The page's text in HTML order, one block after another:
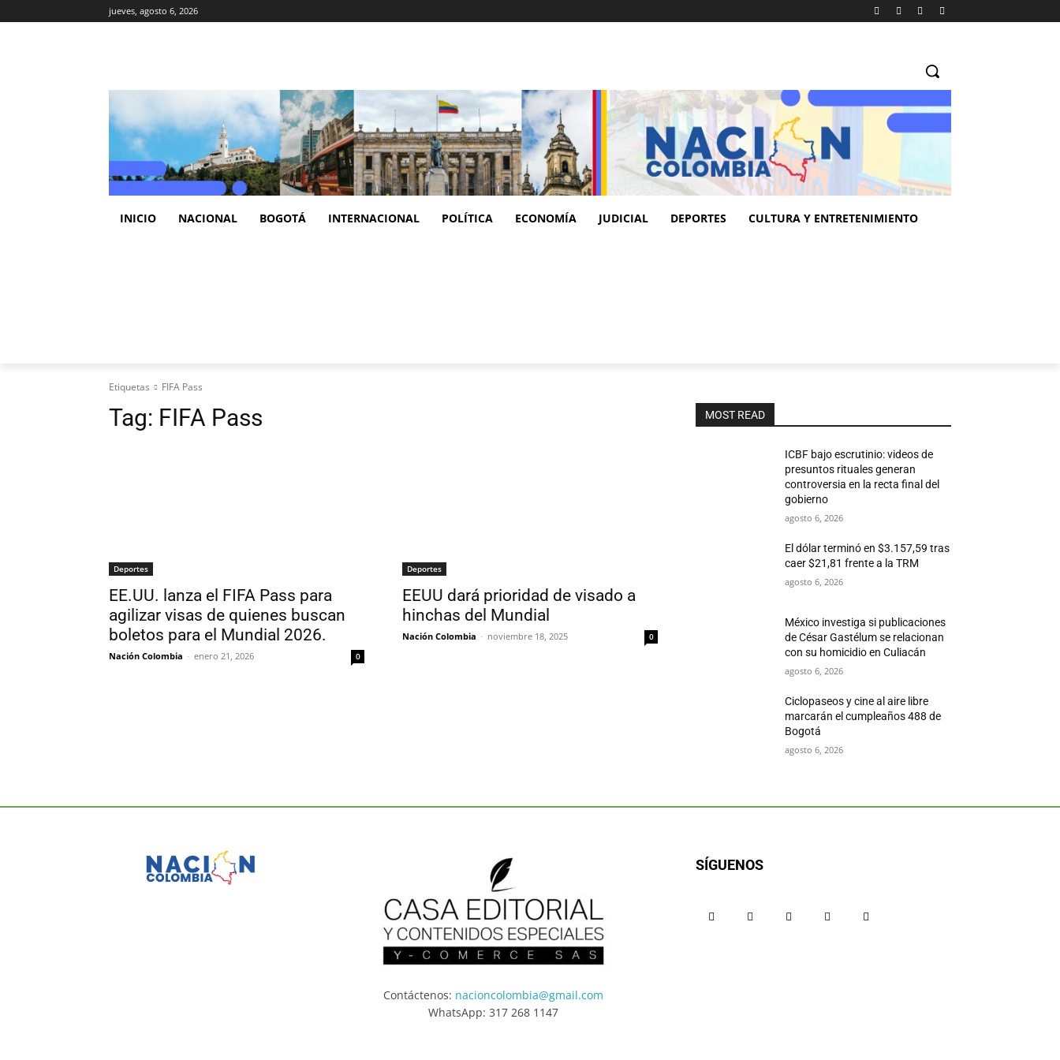
jueves, agosto 6, 2026
INICIO NACIONAL BOGOTÁ INTERNACIONAL POLÍTICA ECONOMÍA JUDICIAL DEPORTES CULTURA Y ENTRETENIMIENTO
Etiquetas FIFA Pass
Tag: FIFA Pass
Deportes
EE.UU. lanza el FIFA Pass para
agilizar visas de quienes buscan
boletos para el Mundial 2026.
Nación Colombia - enero 21, 2026 0
Deportes
EEUU dará prioridad de visado a
hinchas del Mundial
Nación Colombia - noviembre 18, 2025 0
MOST READ
ICBF bajo escrutinio: videos de
presuntos rituales generan
controversia en la recta final del
gobierno
agosto 6, 2026
El dólar terminó en $3.157,59 tras
caer $21,81 frente a la TRM
agosto 6, 2026
México investiga si publicaciones
de César Gastélum se relacionan
con su homicidio en Culiacán
agosto 6, 2026
Ciclopaseos y cine al aire libre
marcarán el cumpleaños 488 de
Bogotá
agosto 6, 2026
Contáctenos: nacioncolombia@gmail.com
WhatsApp: 317 268 1147
SÍGUENOS